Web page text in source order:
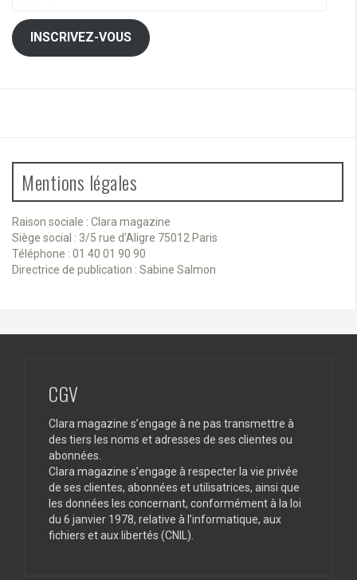
INSCRIVEZ-VOUS
Mentions légales
Raison sociale : Clara magazine
Siège social : 3/5 rue d’Aligre 75012 Paris
Téléphone : 01 40 01 90 90
Directrice de publication : Sabine Salmon
CGV
Clara magazine s’engage à ne pas transmettre à
des tiers les noms et adresses de ses clientes ou
abonnées.
Clara magazine s’engage à respecter la vie privée
de ses clientes, abonnées et utilisatrices, ainsi que
les données les concernant, conformément à la loi
du 6 janvier 1978, relative à l’informatique, aux
fichiers et aux libertés (CNIL).